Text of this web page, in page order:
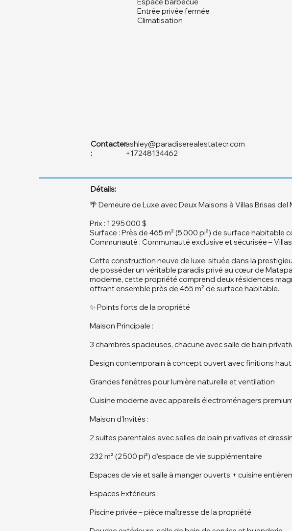
Entrée privée fermée
Climatisation
Contacter
:
ashley@paradiserealestatecr.com
+17248134462
Détails:
🌴 Demeure de Luxe avec Deux Maisons à Villas Brisas del
Prix : 1 295 000 $
Surface : Près de 465 m² (5 000 pi²) de surface habitable
Communauté : Communauté exclusive et sécurisée –
Cette construction neuve de luxe, située dans la
de posséder un véritable paradis privé au cœur de
moderne, cette propriété comprend deux résidences
offrant ensemble près de 465 m² de surface habitable.
✨ Points forts de la propriété
Maison Principale :
3 chambres spacieuses, chacune avec salle de bain
Design contemporain à concept ouvert avec finitions
Grandes fenêtres pour lumière naturelle et ventilation
Cuisine moderne avec appareils électroménagers
Maison d’Invités :
2 suites parentales avec salles de bain privatives et
232 m² (2 500 pi²) d’espace de vie supplémentaire
Espaces de vie et salle à manger ouverts + cuisine
Espaces Extérieurs :
Piscine privée – pièce maîtresse de la propriété